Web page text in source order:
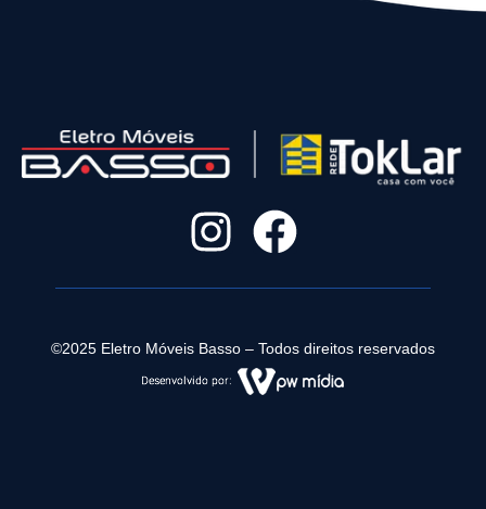
©2025 Eletro Móveis Basso – Todos direitos reservados